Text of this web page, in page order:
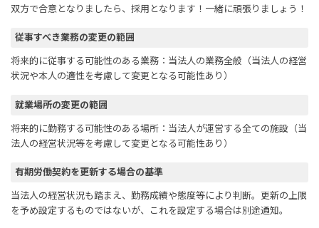
双方で合意となりましたら、採用となります！一緒に頑張りましょう！
従事すべき業務の変更の範囲
将来的に従事する可能性のある業務：当法人の業務全般（当法人の経営
状況や本人の適性を考慮して変更となる可能性あり）
就業場所の変更の範囲
将来的に勤務する可能性のある場所：当法人が運営する全ての施設（当
法人の経営状況等を考慮して変更となる可能性あり）
有期労働契約を更新する場合の基準
当法人の経営状況も踏まえ、勤務成績や態度等により判断。更新の上限
を予め設定するものではないが、これを設定する場合は別途通知。